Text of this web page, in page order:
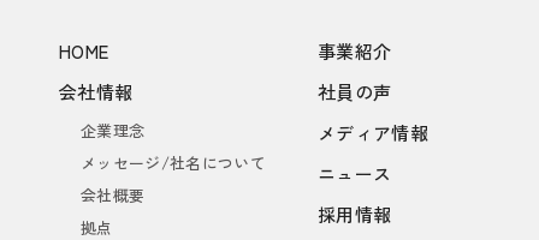
HOME
会社情報
企業理念
メッセージ/社名について
会社概要
拠点
事業紹介
社員の声
メディア情報
ニュース
採用情報